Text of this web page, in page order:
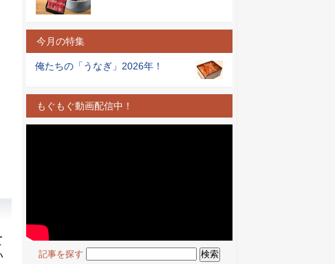
今月の特集
俺たちの「うなぎ」2026年！
もぐもぐ動画配信中！
記事を探す